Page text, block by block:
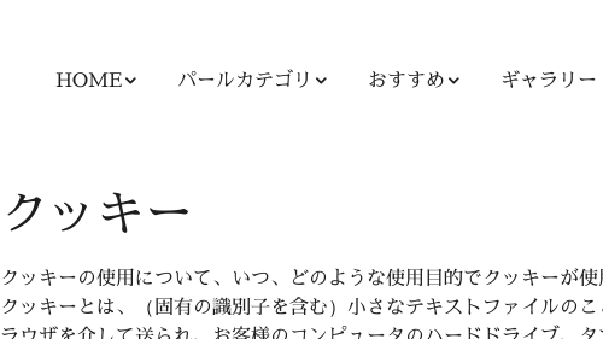
HOME パールカテゴリ おすすめ ギャラリー
クッキー
クッキーの使用について、いつ、どのような使用目的でクッキーが使
クッキーとは、（固有の識別子を含む）小さなテキストファイルの